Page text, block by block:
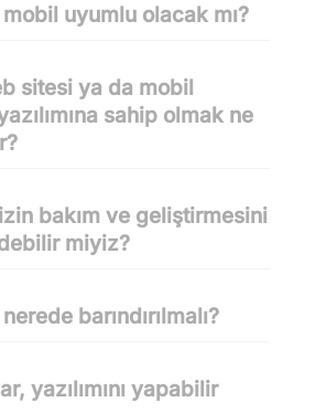
uyumlu olacak mı?
sitesi ya da mobil
sahip olmak ne
bakım ve geliştirmesini
miyiz?
barındırılmalı?
yazılımını yapabilir